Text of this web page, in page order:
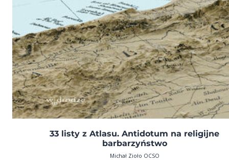
33 listy z Atlasu. Antidotum na religijne
barbarzyństwo
Michał Zioło OCSO